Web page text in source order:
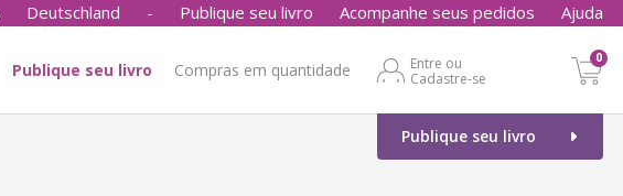
Deutschland - Publique seu livro Acompanhe seus pedidos Ajuda
Publique seu livro Compras em quantidade
Entre ou
Cadastre-se
0
Publique seu livro